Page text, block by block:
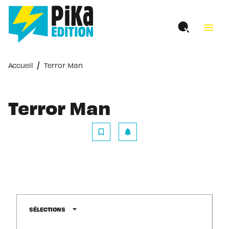
MENU RECHERCHE
PIED DE PAGE
menu
Accueil / Terror Man
Terror Man
bookmark_border notifications
SÉLECTIONS arrow_drop_down